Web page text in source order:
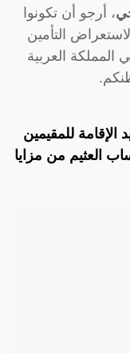
، أرجو أن تكونوا
التأمين
العربية
الإقامة للمقيمين
العثيم من مزايا